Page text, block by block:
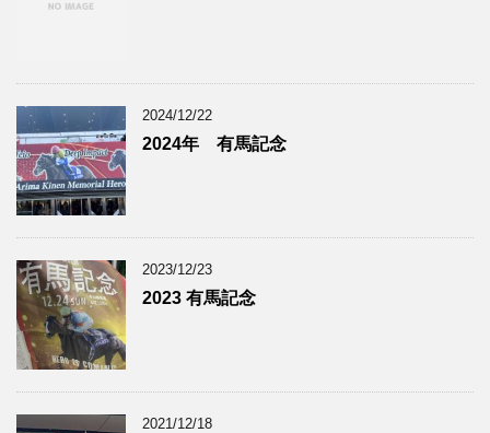
2024/12/22
2024年 有馬記念
2023/12/23
2023 有馬記念
2021/12/18